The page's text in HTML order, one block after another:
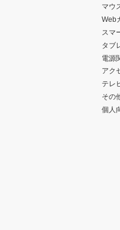
マウ
Web
スマ
タブ
電源
アク
テレ
その
個人